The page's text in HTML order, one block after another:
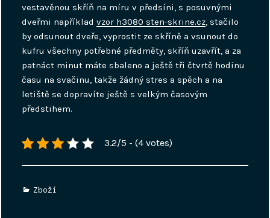
vestavěnou skříň na míru v předsíni, s posuvnými
dveřmi napříkladvzor h3080 sten-skrine.cz, stačilo
by odsunout dveře, vyprostit ze skříně a vsunout do
kufru všechny potřebné předměty, skříň uzavřít, a za
patnáct minut máte sbaleno a ještě tři čtvrtě hodinu
času na svačinu, takže žádný stres a spěch a na
letiště se dopravíte ještě s velkým časovým
předstihem.
3.2/5 - (4 votes)
Categories
Zboží